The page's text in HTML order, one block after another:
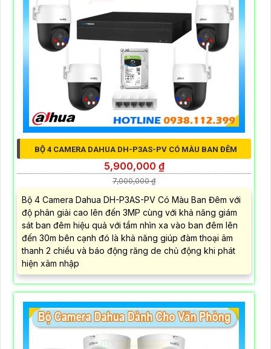
BỘ 4 CAMERA DAHUA DH-P3AS-PV CÓ MÀU BAN ĐÊM
5,900,000 ₫
7,000,000 ₫
Bộ 4 Camera Dahua DH-P3AS-PV Có Màu Ban Đêm với
độ phân giải cao lên đến 3MP cùng với khả năng giám
sát ban đêm hiệu quả với tầm nhìn xa vào ban đêm lên
đến 30m bên cạnh đó là khả năng giúp đàm thoại âm
thanh 2 chiều và báo động răng de chủ động khi phát
hiện xâm nhập